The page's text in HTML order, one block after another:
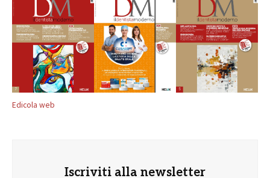
Edicola web
Iscriviti alla newsletter